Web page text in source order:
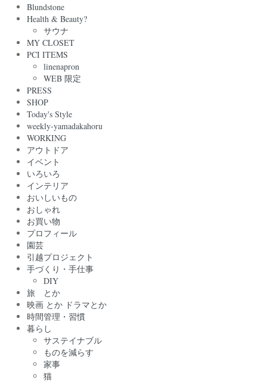
Blundstone
Health & Beauty?
サウナ
MY CLOSET
PCI ITEMS
linenapron
WEB 限定
PRESS
SHOP
Today's Style
weekly-yamadakahoru
WORKING
アウトドア
イベント
いろいろ
インテリア
おいしいもの
おしゃれ
お買い物
プロフィール
園芸
引越プロジェクト
手づくり・手仕事
DIY
旅 とか
映画 とか ドラマとか
時間管理・習慣
暮らし
サステイナブル
ものを減らす
家事
猫